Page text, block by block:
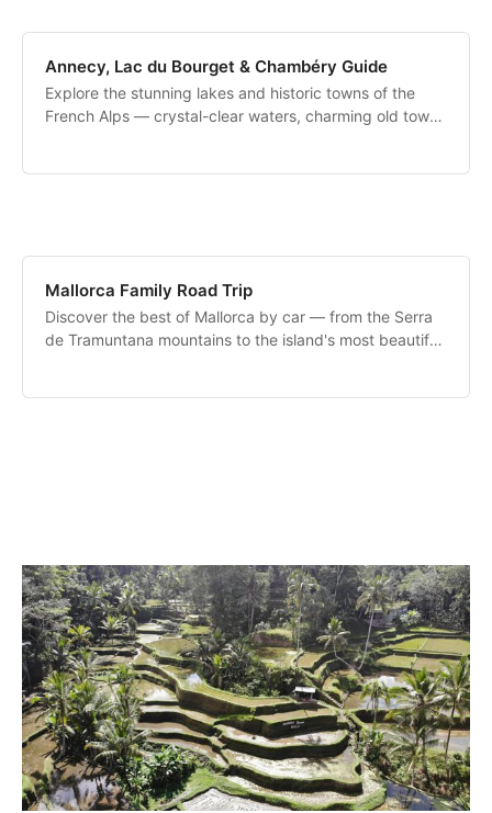
Annecy, Lac du Bourget & Chambéry Guide
Explore the stunning lakes and historic towns of the
French Alps — crystal-clear waters, charming old towns
Mallorca Family Road Trip
Discover the best of Mallorca by car — from the Serra
de Tramuntana mountains to the island's most beautiful